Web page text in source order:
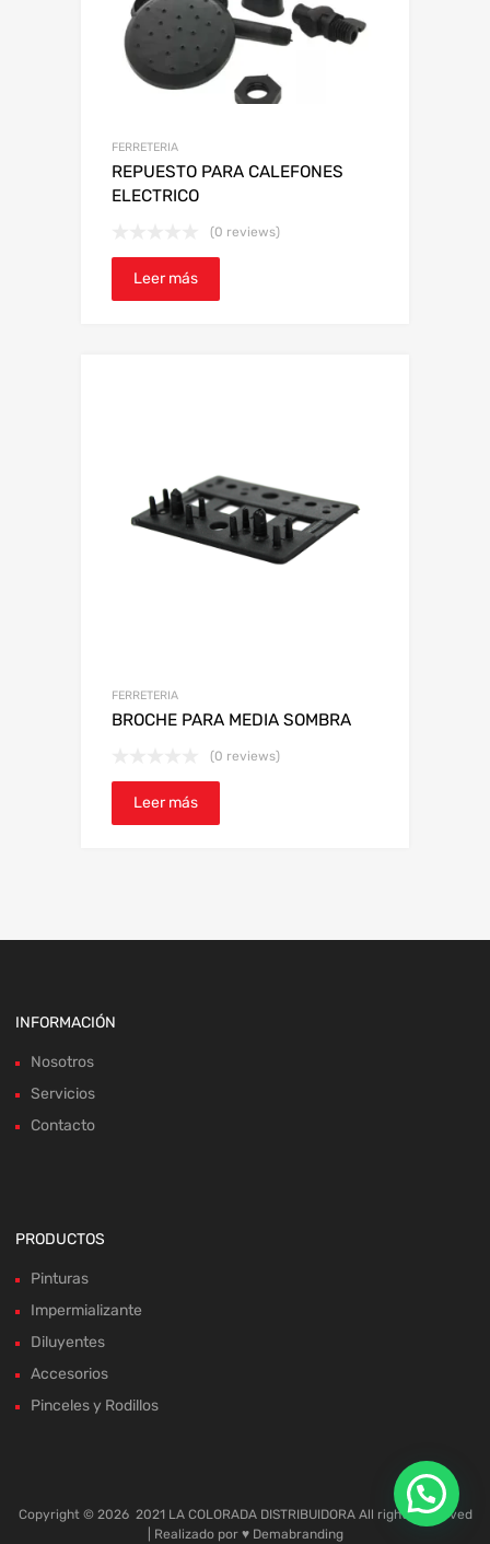
FERRETERIA
REPUESTO PARA CALEFONES
ELECTRICO
(0 reviews)
Leer más
FERRETERIA
BROCHE PARA MEDIA SOMBRA
(0 reviews)
Leer más
INFORMACIÓN
Nosotros
Servicios
Contacto
PRODUCTOS
Pinturas
Impermializante
Diluyentes
Accesorios
Pinceles y Rodillos
Copyright © 2026 2021 LA COLORADA DISTRIBUIDORA All rights reserved
| Realizado por ♥ Demabranding